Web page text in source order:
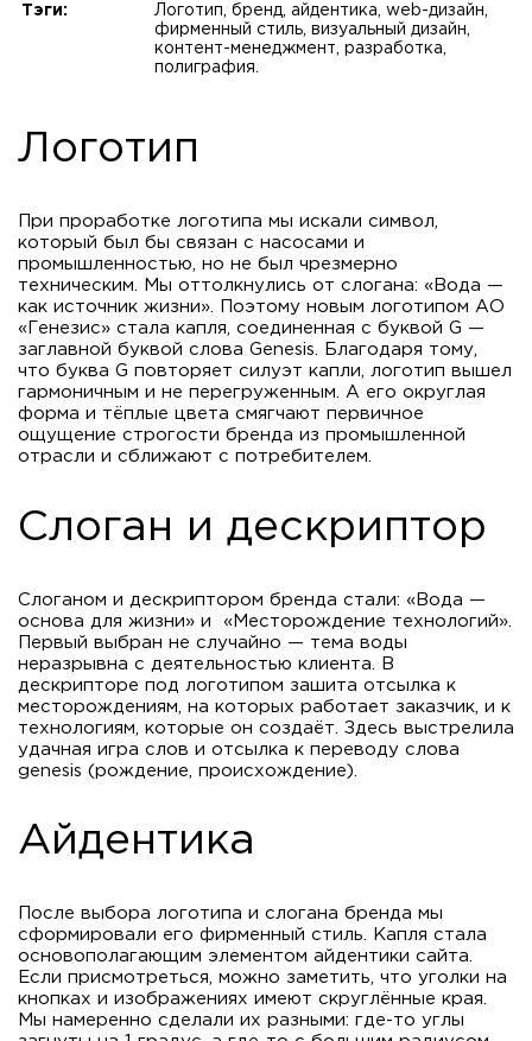
Тэги:
Логотип, бренд, aйдентика, web-дизайн,
фирменный стиль, визуальный дизайн,
контент-менеджмент, разработка,
полиграфия.
Логотип
При проработке логотипа мы искали символ,
который был бы связан с насосами и
промышленностью, но не был чрезмерно
техническим. Мы оттолкнулись от слогана: «Вода —
как источник жизни». Поэтому новым логотипом АО
«Генезис» стала капля, соединенная с буквой G —
заглавной буквой слова Genesis. Благодаря тому,
что буква G повторяет силуэт капли, логотип вышел
гармоничным и не перегруженным. А его округлая
форма и тёплые цвета смягчают первичное
ощущение строгости бренда из промышленной
отрасли и сближают с потребителем.
Слоган и дескриптор
Слоганом и дескриптором бренда стали: «Вода —
основа для жизни» и «Месторождение технологий».
Первый выбран не случайно — тема воды
неразрывна с деятельностью клиента. В
дескрипторе под логотипом зашита отсылка к
месторождениям, на которых работает заказчик, и к
технологиям, которые он создаёт. Здесь выстрелила
удачная игра слов и отсылка к переводу слова
genesis (рождение, происхождение).
Айдентика
После выбора логотипа и слогана бренда мы
сформировали его фирменный стиль. Капля стала
основополагающим элементом айдентики сайта.
Если присмотреться, можно заметить, что уголки на
кнопках и изображениях имеют скруглённые края.
Мы намеренно сделали их разными: где-то углы